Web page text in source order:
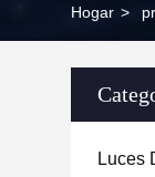
Hogar >
Luces